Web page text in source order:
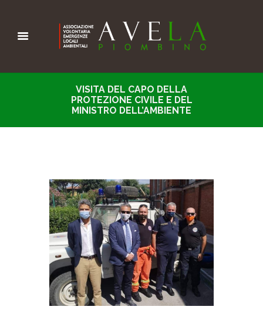
VISITA DEL CAPO DELLA
PROTEZIONE CIVILE E DEL
MINISTRO DELL’AMBIENTE